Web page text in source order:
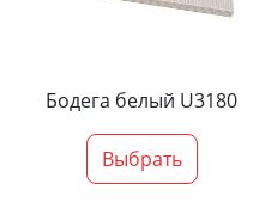
Бодега белый U3180
Выбрать